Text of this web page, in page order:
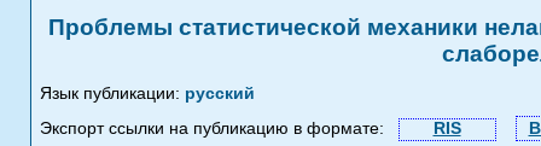
Проблемы статистической механики
Язык публикации: русский
Экспорт ссылки на публикацию в формате:
RIS